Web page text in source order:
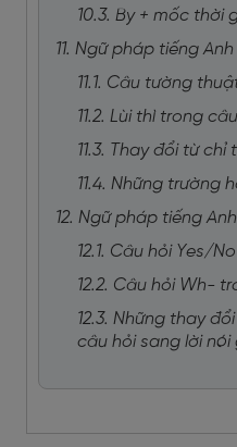
10.3. By + mốc thời
11. Ngữ pháp tiếng Anh
11.1. Câu tường
11.2. Lùi thì trong
11.3. Thay đổi từ
11.4. Những trường
12. Ngữ pháp tiếng
12.1. Câu hỏi Yes/
12.2. Câu hỏi Wh-
12.3. Những thay
câu hỏi sang lời nói